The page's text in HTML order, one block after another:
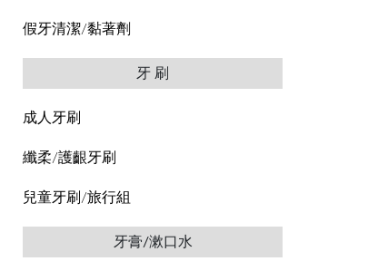
假牙清潔/黏著劑
牙 刷
成人牙刷
纖柔/護齦牙刷
兒童牙刷/旅行組
牙膏/漱口水